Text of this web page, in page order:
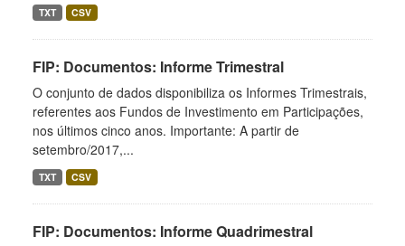
TXT CSV
FIP: Documentos: Informe Trimestral
O conjunto de dados disponibiliza os Informes Trimestrais,
referentes aos Fundos de Investimento em Participações,
nos últimos cinco anos. Importante: A partir de
setembro/2017,...
TXT CSV
FIP: Documentos: Informe Quadrimestral